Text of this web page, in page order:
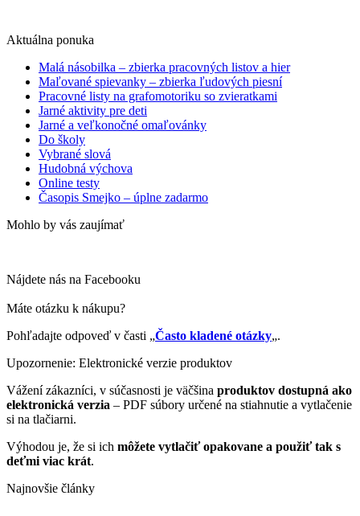
Aktuálna ponuka
Malá násobilka – zbierka pracovných listov a hier
Maľované spievanky – zbierka ľudových piesní
Pracovné listy na grafomotoriku so zvieratkami
Jarné aktivity pre deti
Jarné a veľkonočné omaľovánky
Do školy
Vybrané slová
Hudobná výchova
Online testy
Časopis Smejko – úplne zadarmo
Mohlo by vás zaujímať
Nájdete nás na Facebooku
Máte otázku k nákupu?
Pohľadajte odpoveď v časti „Často kladené otázky„.
Upozornenie: Elektronické verzie produktov
Vážení zákazníci, v súčasnosti je väčšina produktov dostupná ako
elektronická verzia – PDF súbory určené na stiahnutie a vytlačenie
si na tlačiarni.
Výhodou je, že si ich môžete vytlačiť opakovane a použiť tak s
deťmi viac krát.
Najnovšie články